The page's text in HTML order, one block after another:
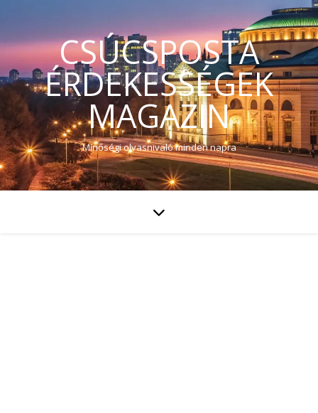
CSÚCSPOSTA
ÉRDEKESSÉGEK
MAGAZIN
Minőségi olvasnivaló minden napra